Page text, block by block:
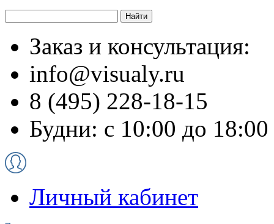
Заказ и консультация:
info@visualy.ru
8 (495) 228-18-15
Будни: с 10:00 до 18:00
Личный кабинет